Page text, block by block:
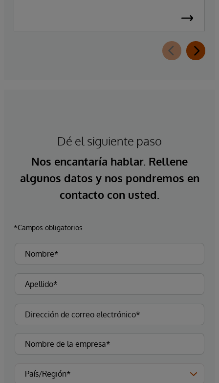
Dé el siguiente paso
Nos encantaría hablar. Rellene
algunos datos y nos pondremos en
contacto con usted.
*Campos obligatorios